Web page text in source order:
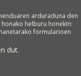
arduraduna den
helburu honekin:
formularioen
bidaltzeko.
juridikoa. Zure datuak
dut.